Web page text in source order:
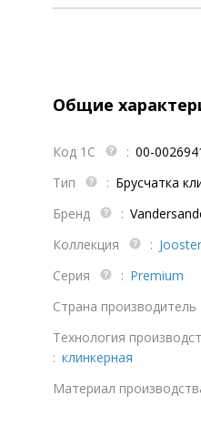
Общие
Код 1С : 00-
Тип
: Брусчатка
Бренд
:
Коллекция
:
Серия
: Premium
Страна производитель
Технология
: клинкерная
Материал